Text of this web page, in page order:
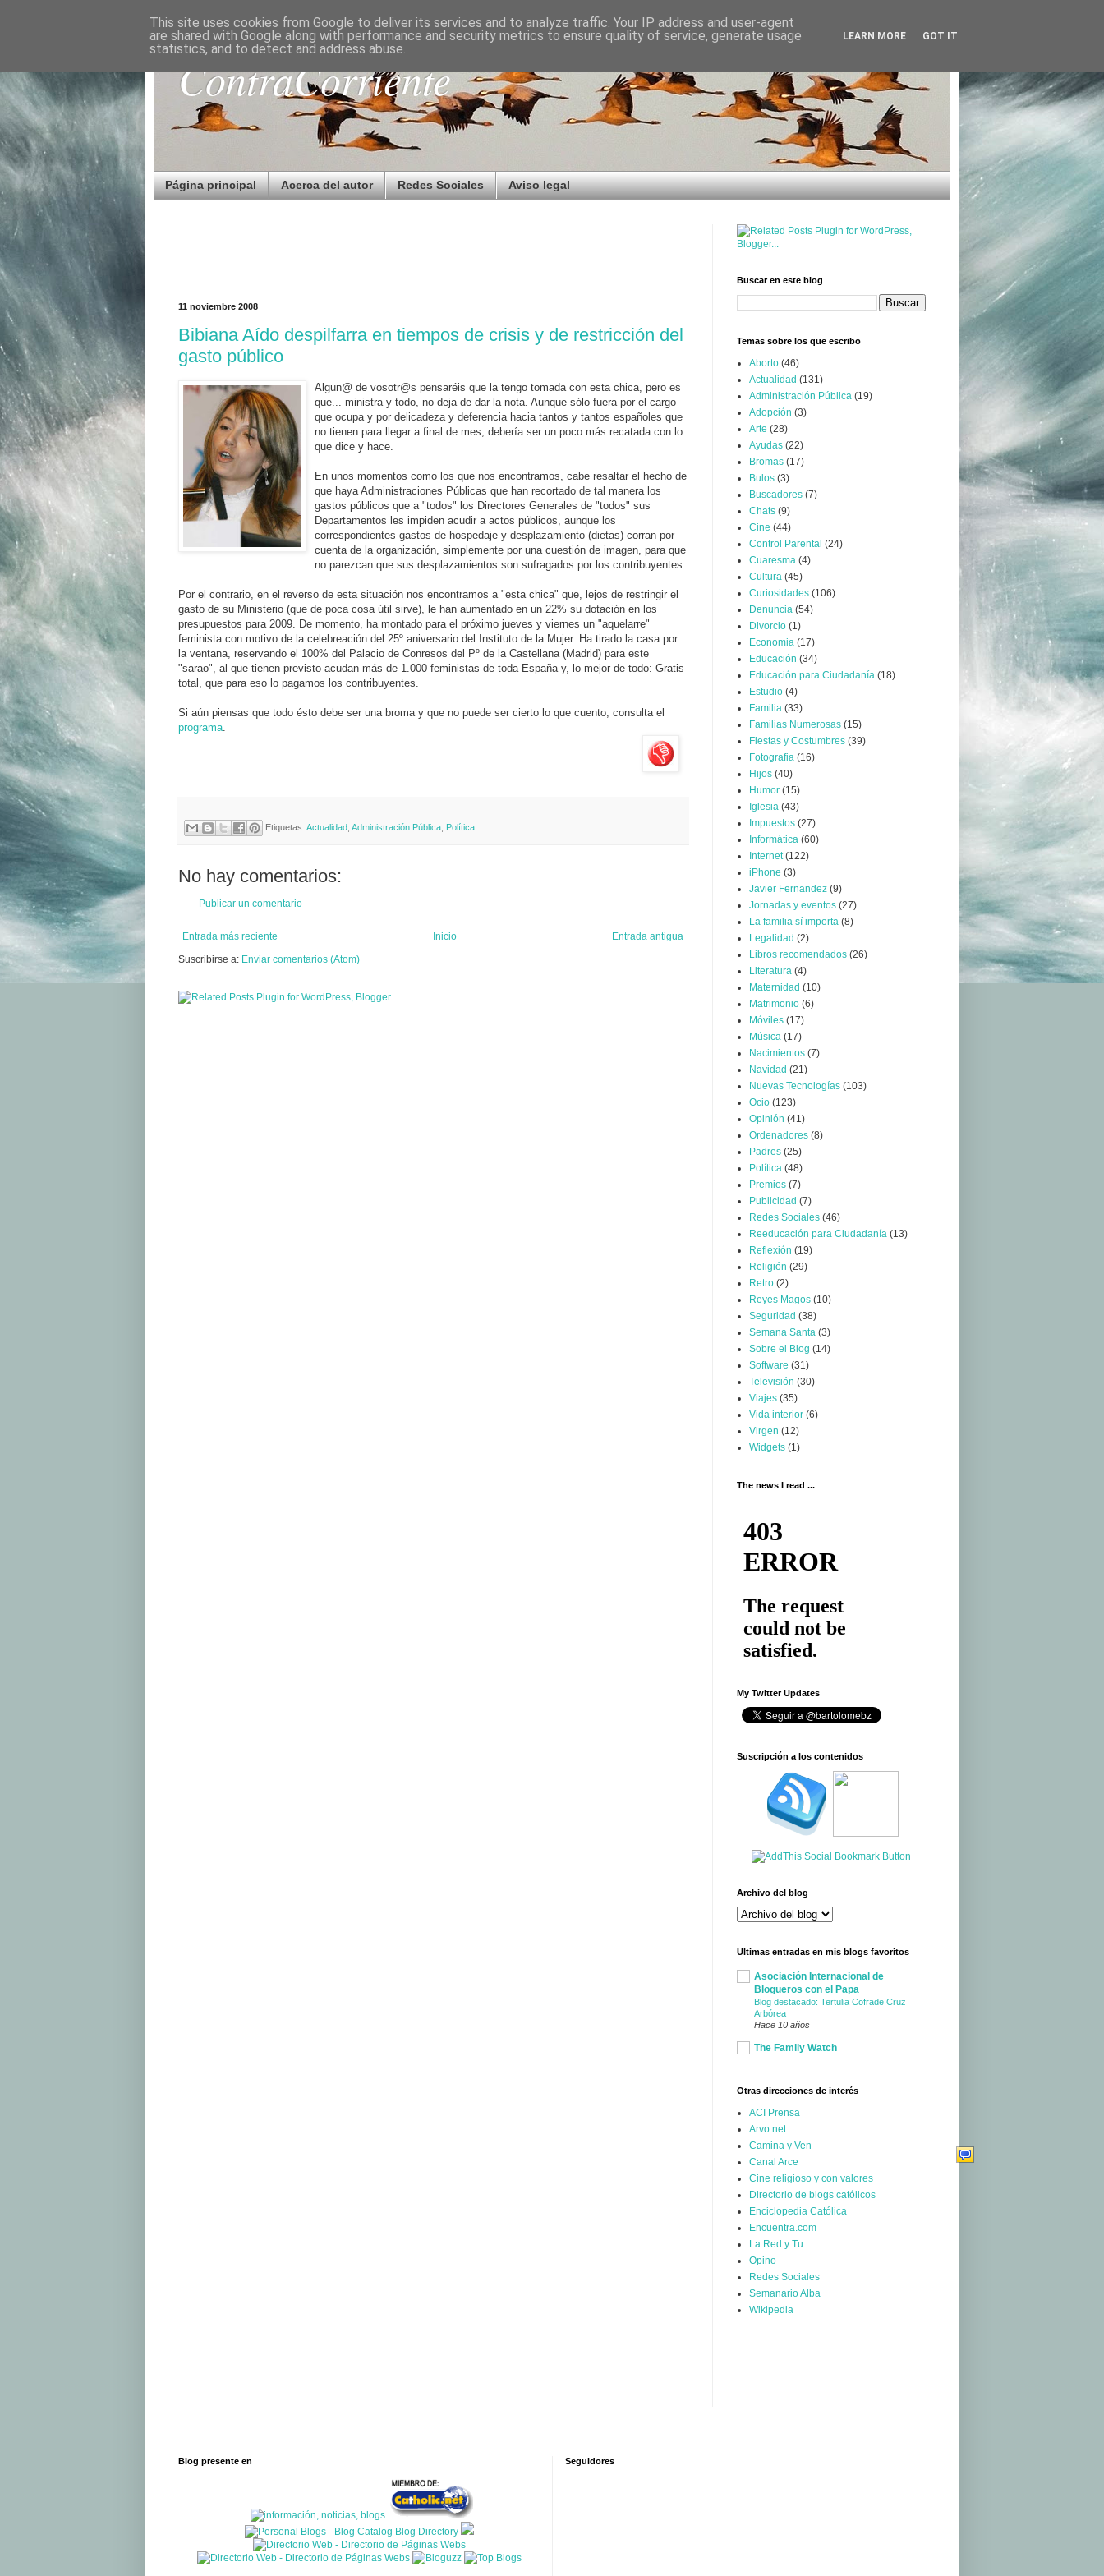
ContraCorriente
Página principal Acerca del autor Redes Sociales Aviso legal
11 noviembre 2008
Bibiana Aído despilfarra en tiempos de crisis y de restricción del
gasto público
Algun@ de vosotr@s pensaréis que la tengo tomada con esta chica, pero es
que... ministra y todo, no deja de dar la nota. Aunque sólo fuera por el cargo
que ocupa y por delicadeza y deferencia hacia tantos y tantos españoles que
no tienen para llegar a final de mes, debería ser un poco más recatada con lo
que dice y hace.
En unos momentos como los que nos encontramos, cabe resaltar el hecho de
que haya Administraciones Públicas que han recortado de tal manera los
gastos públicos que a "todos" los Directores Generales de "todos" sus
Departamentos les impiden acudir a actos públicos, aunque los
correspondientes gastos de hospedaje y desplazamiento (dietas) corran por
cuenta de la organización, simplemente por una cuestión de imagen, para que
no parezcan que sus desplazamientos son sufragados por los contribuyentes.
Por el contrario, en el reverso de esta situación nos encontramos a "esta chica" que, lejos de restringir el
gasto de su Ministerio (que de poca cosa útil sirve), le han aumentado en un 22% su dotación en los
presupuestos para 2009. De momento, ha montado para el próximo jueves y viernes un "aquelarre"
feminista con motivo de la celebreación del 25º aniversario del Instituto de la Mujer. Ha tirado la casa por
la ventana, reservando el 100% del Palacio de Conresos del Pº de la Castellana (Madrid) para este
"sarao", al que tienen previsto acudan más de 1.000 feministas de toda España y, lo mejor de todo: Gratis
total, que para eso lo pagamos los contribuyentes.
Si aún piensas que todo ésto debe ser una broma y que no puede ser cierto lo que cuento, consulta el
programa.
Etiquetas: Actualidad Administración Pública Política
No hay comentarios:
Publicar un comentario
Entrada más reciente Entrada antigua
Inicio
Suscribirse a: Enviar comentarios (Atom)
Buscar en este blog
Temas sobre los que escribo
Aborto (46)
Actualidad (131)
Administración Pública (19)
Adopción (3)
Arte (28)
Ayudas (22)
Bromas (17)
Bulos (3)
Buscadores (7)
Chats (9)
Cine (44)
Control Parental (24)
Cuaresma (4)
Cultura (45)
Curiosidades (106)
Denuncia (54)
Divorcio (1)
Economia (17)
Educación (34)
Educación para Ciudadanía (18)
Estudio (4)
Familia (33)
Familias Numerosas (15)
Fiestas y Costumbres (39)
Fotografia (16)
Hijos (40)
Humor (15)
Iglesia (43)
Impuestos (27)
Informática (60)
Internet (122)
iPhone (3)
Javier Fernandez (9)
Jornadas y eventos (27)
La familia sí importa (8)
Legalidad (2)
Libros recomendados (26)
Literatura (4)
Maternidad (10)
Matrimonio (6)
Móviles (17)
Música (17)
Nacimientos (7)
Navidad (21)
Nuevas Tecnologías (103)
Ocio (123)
Opinión (41)
Ordenadores (8)
Padres (25)
Política (48)
Premios (7)
Publicidad (7)
Redes Sociales (46)
Reeducación para Ciudadanía (13)
Reflexión (19)
Religión (29)
Retro (2)
Reyes Magos (10)
Seguridad (38)
Semana Santa (3)
Sobre el Blog (14)
Software (31)
Televisión (30)
Viajes (35)
Vida interior (6)
Virgen (12)
Widgets (1)
The news I read ...
My Twitter Updates
Suscripción a los contenidos
Archivo del blog
Ultimas entradas en mis blogs favoritos
Asociación Internacional de
Blogueros con el Papa
Blog destacado: Tertulia Cofrade Cruz
Arbórea
Hace 10 años
The Family Watch
Otras direcciones de interés
ACI Prensa
Arvo.net
Camina y Ven
Canal Arce
Cine religioso y con valores
Directorio de blogs católicos
Enciclopedia Católica
Encuentra.com
La Red y Tu
Opino
Redes Sociales
Semanario Alba
Wikipedia
Blog presente en Seguidores
This site uses cookies from Google to deliver its services and to analyze traffic. Your IP address and user-agent
are shared with Google along with performance and security metrics to ensure quality of service, generate usage
statistics, and to detect and address abuse.
LEARN MORE GOT IT